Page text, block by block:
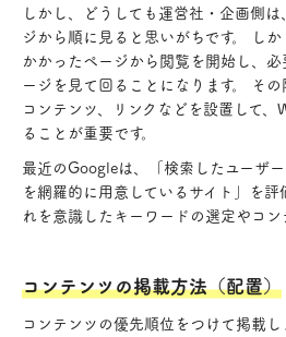
しかし、どうしても運営社・企画側
ジから順に見ると思いがちです。 し
かかったページから閲覧を開始し、
ージを見て回ることになります。 そ
コンテンツ、リンクなどを設置して
ることが重要です。
最近のGoogleは、「検索したユーザ
を網羅的に用意しているサイト」を評
れを意識したキーワードの選定やコン
コンテンツの掲載方法（配置）
コンテンツの優先順位をつけて掲載